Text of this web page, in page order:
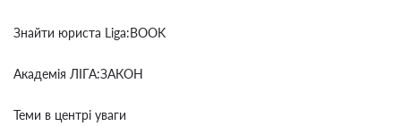
Знайти юриста Liga:BOOK
Академія ЛІГА:ЗАКОН
Теми в центрі уваги